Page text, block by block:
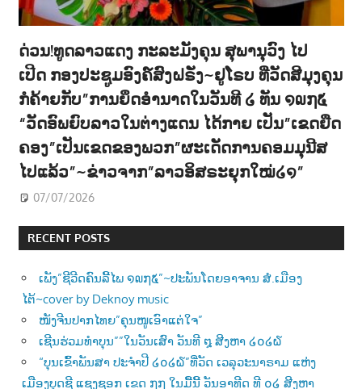
ດ່ວນ!ທູດລາວແດງ ກະລະມັງຄຸນ ສຸພານຸວົງ ໄປ
ເປີດ ກອງປະຊູມອົງຄ໌ສົງຝຣັ່ງ~ຢູໂຣບ ທີ່ວັດສີມຸງຄຸນ
ກໍຄ້າຍກັບ”ການຍຶດອຳນາດໃນວັນທີ ໒ ທັນ ໑໙໗໕
“ວັດອົພຍົບລາວໃນຕ່າງແດນ ໄດ້ກາຍ ເປັນ”ເຂດຍືດ
ຄອງ”ເປັນເຂດຂອງພວກ”ຜະເດັດການຄອມມຸນີສ
ໄປແລ້ວ”~ຂ່າວຈາກ”ລາວອິສຣະຍຸກໃໝ່໒໑”
07/07/2026
RECENT POSTS
ເພັງ”ຊີວີດຄົນລີ້ໄພ ໑໙໗໕”~ປະພັນໂດຍອາຈານ ສໍ.ເມືອງ
ໄຕ້~cover by Deknoy music
ໜັງຈີນປາກໄທຍ”ຄຸນໜູເອົາແຕ່ໃຈ”
ເຊີນຮ່ວມທຳບຸນ””ໃນວັນເສົາ ວັນທີ ໘ ສີງຫາ ໒໐໒໖
“ບຸນເຂົ້າພັນສາ ປະຈຳປີ ໒໐໒໖”ທີ່ວັດ ເວລຸວະນາຣາມ ແຫ່ງ
ເມືອງບຸດຊີ ແຊງຊອກ ເຂດ ໗໗ ໃນມື້ນີ້ ວັນອາທີດ ທີ ໐໒ ສີງຫາ